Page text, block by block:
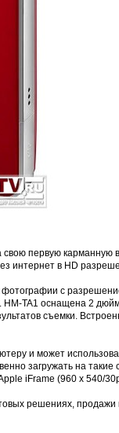
первую карманную
интернет в HD
с
TA1 оснащена 2
съемки.
и может
загружать на такие
iFrame (960 x 540/
решениях,